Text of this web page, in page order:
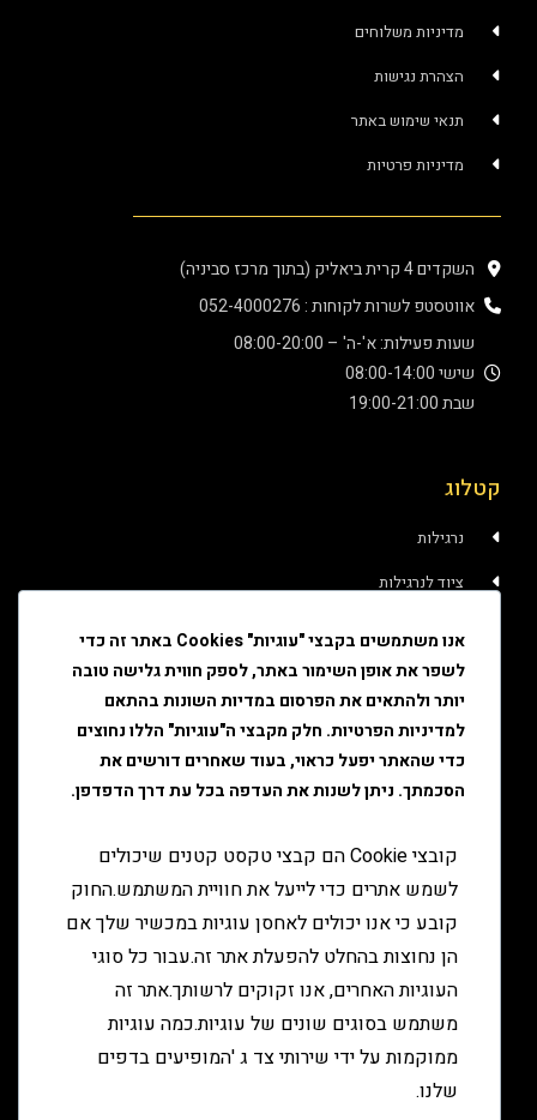
מדיניות משלוחים
הצהרת נגישות
תנאי שימוש באתר
מדיניות פרטיות
השקדים 4 קרית ביאליק (בתוך מרכז סביניה)
אווטסטפ לשרות לקוחות : 052-4000276
שעות פעילות: א'-ה' – 08:00-20:00
שישי 08:00-14:00
שבת 19:00-21:00
קטלוג
נרגילות
ציוד לנרגילות
טבק
ציוד למעשן
יצירת קשר
אנו משתמשים בקבצי "עוגיות" Cookies באתר זה כדי
לשפר את אופן השימור באתר, לספק חווית גלישה טובה
יותר ולהתאים את הפרסום במדיות השונות בהתאם
למדיניות הפרטיות. חלק מקבצי ה"עוגיות" הללו נחוצים
כדי שהאתר יפעל כראוי, בעוד שאחרים דורשים את
הסכמתך. ניתן לשנות את העדפה בכל עת דרך הדפדפן.
קובצי Cookie הם קבצי טקסט קטנים שיכולים
לשמש אתרים כדי לייעל את חוויית המשתמש.החוק
קובע כי אנו יכולים לאחסן עוגיות במכשיר שלך אם
הן נחוצות בהחלט להפעלת אתר זה.עבור כל סוגי
העוגיות האחרים, אנו זקוקים לרשותך.אתר זה
משתמש בסוגים שונים של עוגיות.כמה עוגיות
ממוקמות על ידי שירותי צד ג 'המופיעים בדפים
שלנו.